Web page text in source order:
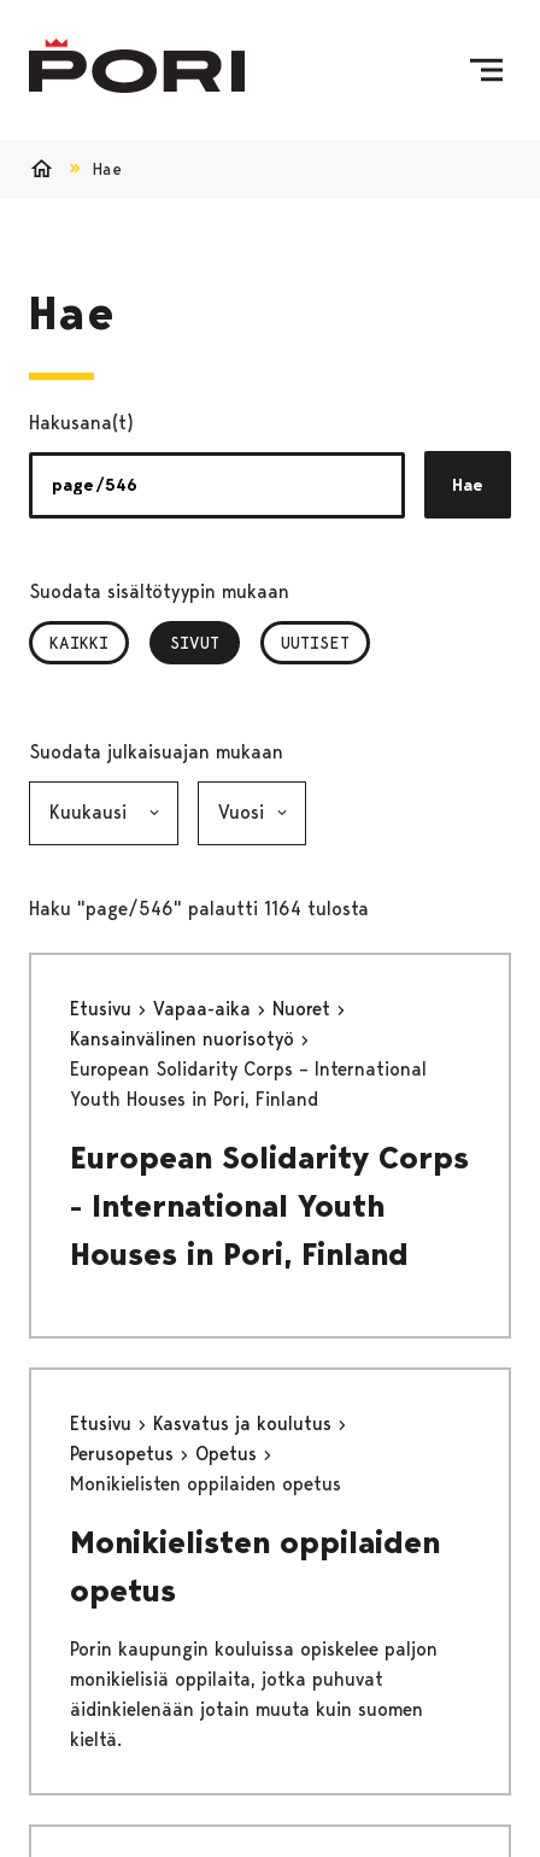
Hae
Hae
Hakusana(t)
Hae
Suodata sisältötyypin mukaan
KAIKKI SIVUT
, VALITTU UUTISET
Suodata julkaisuajan mukaan
Haku "page/546" palautti 1164 tulosta
Etusivu Vapaa-aika
Nuoret
Kansainvälinen nuorisotyö
European Solidarity Corps – International
Youth Houses in Pori, Finland
European Solidarity Corps
- International Youth
Houses in Pori, Finland
Etusivu
Kasvatus ja koulutus
Perusopetus
Opetus
Monikielisten oppilaiden opetus
Monikielisten oppilaiden
opetus
Porin kaupungin kouluissa opiskelee paljon
monikielisiä oppilaita, jotka puhuvat
äidinkielenään jotain muuta kuin suomen
kieltä.